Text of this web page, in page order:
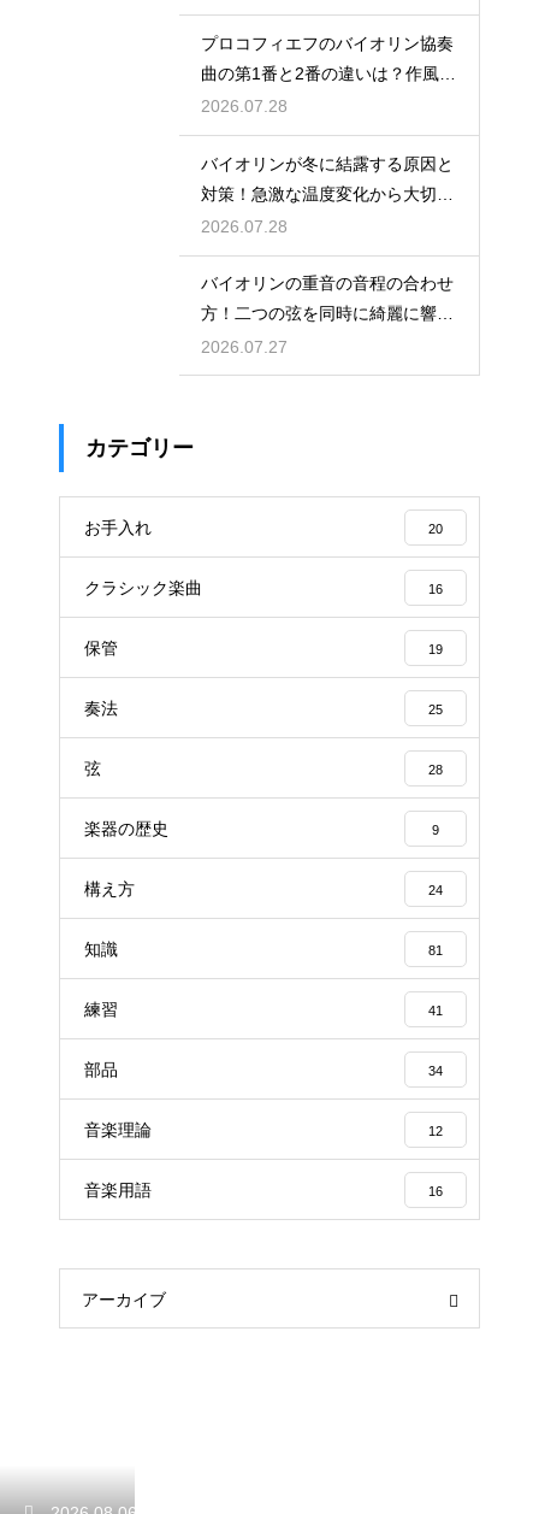
プロコフィエフのバイオリン協奏
曲の第1番と2番の違いは？作風の
変化を解説
2026.07.28
バイオリンが冬に結露する原因と
対策！急激な温度変化から大切な
楽器を守る
2026.07.28
バイオリンの重音の音程の合わせ
方！二つの弦を同時に綺麗に響か
せる練習法
2026.07.27
カテゴリー
お手入れ 20
クラシック楽曲 16
保管 19
奏法 25
弦 28
楽器の歴史 9
構え方 24
知識 81
練習 41
部品 34
音楽理論 12
音楽用語 16
アーカイブ